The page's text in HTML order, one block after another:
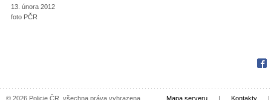
13. února 2012
foto PČR
© 2026 Policie ČR, všechna práva vyhrazena Mapa serveru | Kontakty |